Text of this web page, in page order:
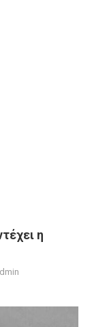
η